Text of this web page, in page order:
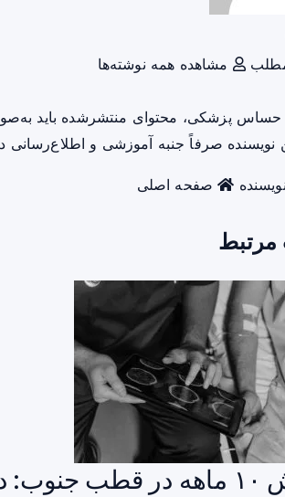
مشاهده همه نوشته‌ها
حساس پزشکی، محتوای منتشرشده باید
نویسنده صرفاً جنبه آموزشی و اطلاع‌رسانی
صفحه اصلی
آزمایش ۱۰ ماهه در قطب